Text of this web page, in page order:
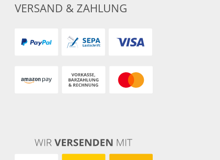
VERSAND & ZAHLUNG